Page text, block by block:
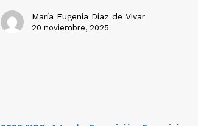
María Eugenia Diaz de Vivar
20 noviembre, 2025